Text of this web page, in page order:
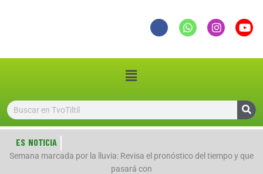
ES NOTICIA
Semana marcada por la lluvia: Revisa el pronóstico del tiempo y que
pasará con